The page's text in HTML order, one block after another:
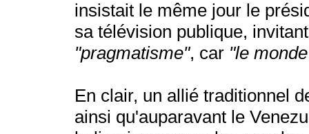
insistait le même jour le
sa télévision publique,
"pragmatisme", car "le
En clair, un allié traditionnel
ainsi qu'auparavant le